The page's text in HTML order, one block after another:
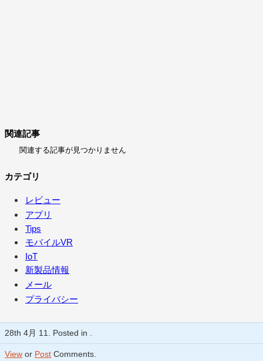
関連記事
関連する記事が見つかりません
カテゴリ
レビュー
アプリ
Tips
モバイルVR
IoT
新製品情報
メール
プライバシー
28th 4月 11. Posted in .
View or Post Comments.